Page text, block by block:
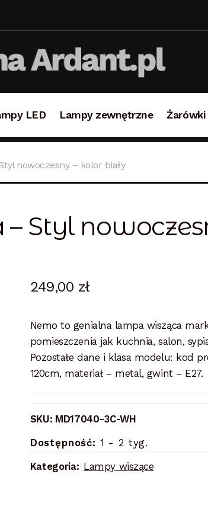
LED Lampy zewnętrzne Żarówki
nowoczesny – kolor biały
Styl
249,00 zł
Nemo to genialna lampa wisząca
pomieszczenia jak kuchnia, salon,
Pozostałe dane i klasa modelu: kod
120cm, materiał – metal, gwint – E27.
SKU: MD17040-3C-WH
Dostępność: 1 - 2 tyg.
Kategoria: Lampy wiszące